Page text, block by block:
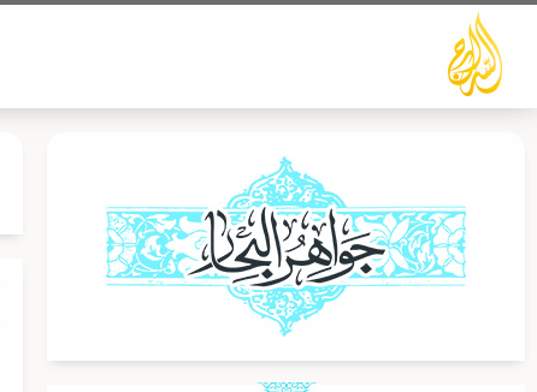
تخطي
المحتوى